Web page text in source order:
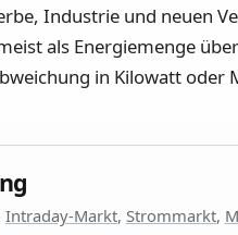
Industrie und neuen
als Energiemenge
in Kilowatt
Intraday-Markt, Strommarkt,